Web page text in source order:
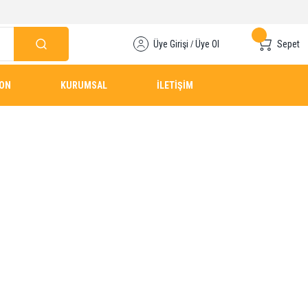
Üye Girişi / Üye Ol Sepet
KURUMSAL İLETİŞİM